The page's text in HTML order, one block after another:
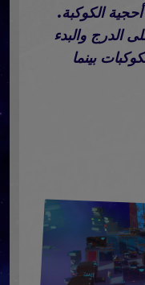
الكوكبة.
الدرج والبدء
بينما